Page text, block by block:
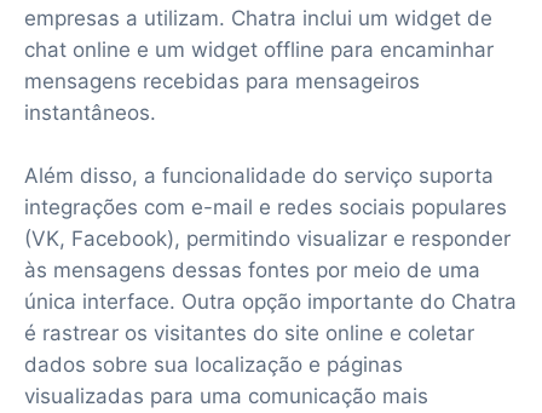
empresas a utilizam. Chatra inclui um widget de
chat online e um widget offline para encaminhar
mensagens recebidas para mensageiros
instantâneos.
Além disso, a funcionalidade do serviço suporta
integrações com e-mail e redes sociais populares
(VK, Facebook), permitindo visualizar e responder
às mensagens dessas fontes por meio de uma
única interface. Outra opção importante do Chatra
é rastrear os visitantes do site online e coletar
dados sobre sua localização e páginas
visualizadas para uma comunicação mais